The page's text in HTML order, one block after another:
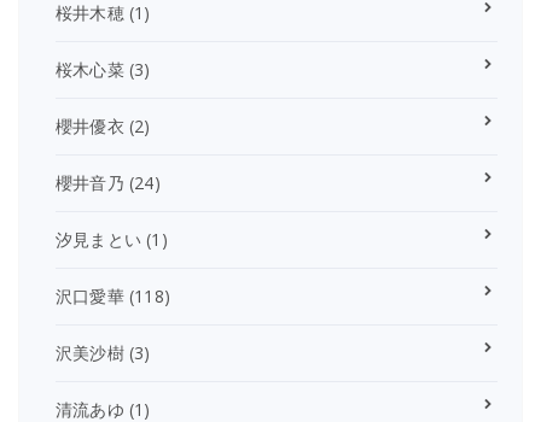
桜井木穂(1)
桜木心菜(3)
櫻井優衣 (2)
櫻井音乃 (24)
汐見まとい (1)
沢口愛華(118)
沢美沙樹(3)
清流あゆ (1)